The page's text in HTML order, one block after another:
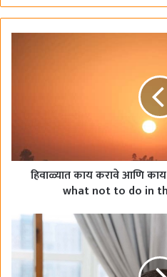
हिवाळ्यात काय करावे आणि
what not to do in